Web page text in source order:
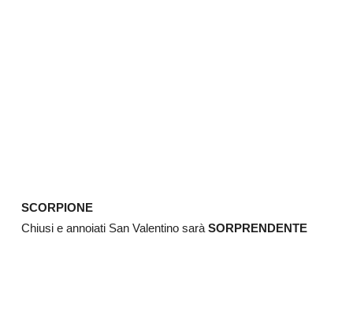
SCORPIONE
Chiusi e annoiati San Valentino sarà SORPRENDENTE